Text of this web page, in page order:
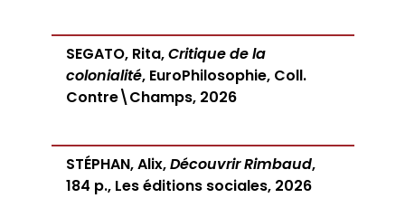
SEGATO, Rita,Critique de la
colonialité, EuroPhilosophie, Coll.
Contre\Champs, 2026
STÉPHAN, Alix,Découvrir Rimbaud,
184 p., Les éditions sociales, 2026